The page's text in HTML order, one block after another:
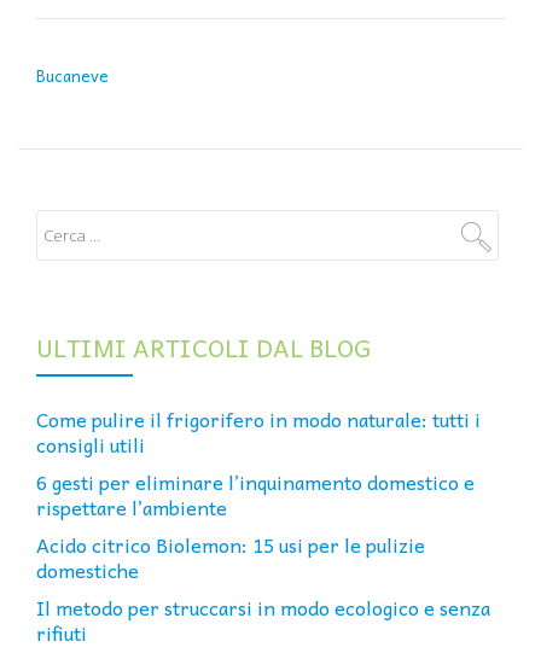
Bucaneve
ULTIMI ARTICOLI DAL BLOG
Come pulire il frigorifero in modo naturale: tutti i
consigli utili
6 gesti per eliminare l’inquinamento domestico e
rispettare l’ambiente
Acido citrico Biolemon: 15 usi per le pulizie
domestiche
Il metodo per struccarsi in modo ecologico e senza
rifiuti